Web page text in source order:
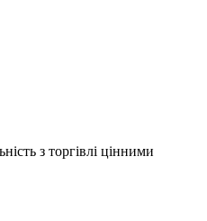
з торгівлі цінними